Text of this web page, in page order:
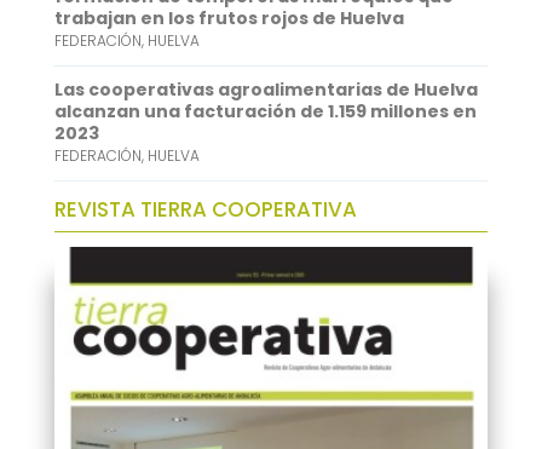
trabajan en los frutos rojos de Huelva
FEDERACIÓN, HUELVA
Las cooperativas agroalimentarias de Huelva
alcanzan una facturación de 1.159 millones en
2023
FEDERACIÓN, HUELVA
REVISTA TIERRA COOPERATIVA